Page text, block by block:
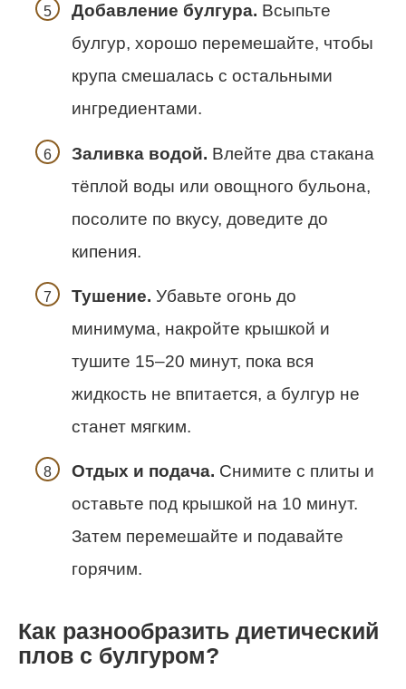
Добавление булгура. Всыпьте
булгур, хорошо перемешайте, чтобы
крупа смешалась с остальными
ингредиентами.
Заливка водой. Влейте два стакана
тёплой воды или овощного бульона,
посолите по вкусу, доведите до
кипения.
Тушение. Убавьте огонь до
минимума, накройте крышкой и
тушите 15–20 минут, пока вся
жидкость не впитается, а булгур не
станет мягким.
Отдых и подача. Снимите с плиты и
оставьте под крышкой на 10 минут.
Затем перемешайте и подавайте
горячим.
Как разнообразить диетический
плов с булгуром?